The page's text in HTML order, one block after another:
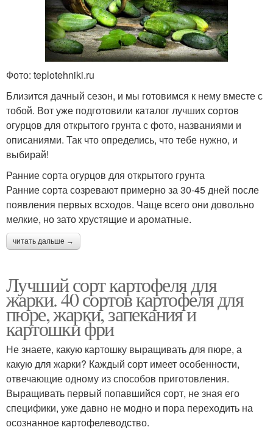
Фото: teplotehniki.ru
Близится дачный сезон, и мы готовимся к нему вместе с
тобой. Вот уже подготовили каталог лучших сортов
огурцов для открытого грунта с фото, названиями и
описаниями. Так что определись, что тебе нужно, и
выбирай!
Ранние сорта огурцов для открытого грунта
Ранние сорта созревают примерно за 30-45 дней после
появления первых всходов. Чаще всего они довольно
мелкие, но зато хрустящие и ароматные.
читать дальше →
Лучший сорт картофеля для
жарки. 40 сортов картофеля для
пюре, жарки, запекания и
картошки фри
Не знаете, какую картошку выращивать для пюре, а
какую для жарки? Каждый сорт имеет особенности,
отвечающие одному из способов приготовления.
Выращивать первый попавшийся сорт, не зная его
специфики, уже давно не модно и пора переходить на
осознанное картофелеводство.